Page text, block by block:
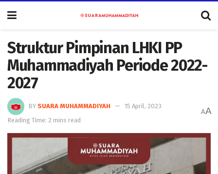
Struktur Pimpinan LHKI PP
Muhammadiyah Periode 2022-
2027
BY SUARA MUHAMMADIYAH
15 April, 2023
Reading Time: 2 mins read
AA